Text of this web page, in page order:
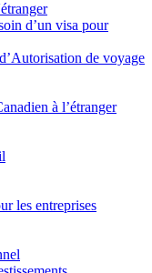
d’un visa pour
de voyage
à l’étranger
les entreprises